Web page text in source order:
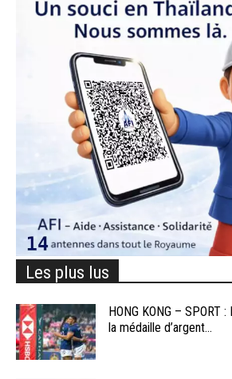
Les plus lus
HONG KONG – SPORT
la médaille d’argent...